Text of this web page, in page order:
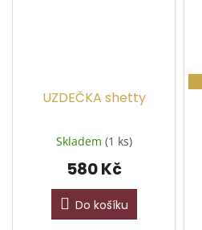
UZDEČKA shetty
Skladem (1 ks)
580 Kč
Do košíku